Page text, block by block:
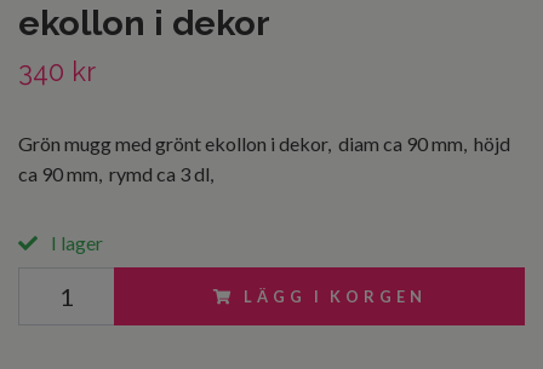
ekollon i dekor
340 kr
Grön mugg med grönt ekollon i dekor, diam ca 90 mm, höjd
ca 90 mm, rymd ca 3 dl,
I lager
LÄGG I KORGEN